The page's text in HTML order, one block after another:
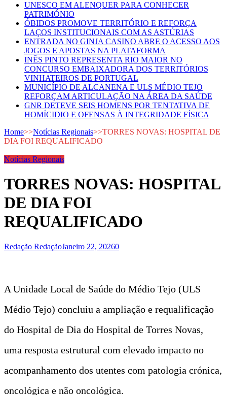
UNESCO EM ALENQUER PARA CONHECER
PATRIMÓNIO
ÓBIDOS PROMOVE TERRITÓRIO E REFORÇA
LAÇOS INSTITUCIONAIS COM AS ASTÚRIAS
ENTRADA NO GINJA CASINO ABRE O ACESSO AOS
JOGOS E APOSTAS NA PLATAFORMA
INÊS PINTO REPRESENTA RIO MAIOR NO
CONCURSO EMBAIXADORA DOS TERRITÓRIOS
VINHATEIROS DE PORTUGAL
MUNICÍPIO DE ALCANENA E ULS MÉDIO TEJO
REFORÇAM ARTICULAÇÃO NA ÁREA DA SAÚDE
GNR DETEVE SEIS HOMENS POR TENTATIVA DE
HOMÍCIDIO E OFENSAS À INTEGRIDADE FÍSICA
Home>>Notícias Regionais>>TORRES NOVAS: HOSPITAL DE
DIA FOI REQUALIFICADO
Notícias Regionais
TORRES NOVAS: HOSPITAL
DE DIA FOI
REQUALIFICADO
Redação RedaçãoJaneiro 22, 20260
A Unidade Local de Saúde do Médio Tejo (ULS
Médio Tejo) concluiu a ampliação e requalificação
do Hospital de Dia do Hospital de Torres Novas,
uma resposta estrutural com elevado impacto no
acompanhamento dos utentes com patologia crónica,
oncológica e não oncológica.